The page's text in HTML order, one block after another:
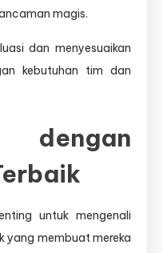
magis.
dan menyesuaikan
kebutuhan tim dan
dengan
untuk mengenali
yang membuat mereka